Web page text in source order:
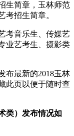
生简章，玉林师范
考招生简章。
考音乐生、传媒艺
业艺考生、摄影类
布最新的2018玉林
此页以便于随时查
类）发布情况如